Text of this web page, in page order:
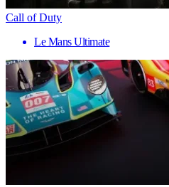
Call of Duty
Le Mans Ultimate